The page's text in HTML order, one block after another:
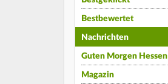
Bestbewertet
Nachrichten
Guten Morgen Hessen
Magazin